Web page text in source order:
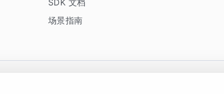
SDK 文档
场景指南